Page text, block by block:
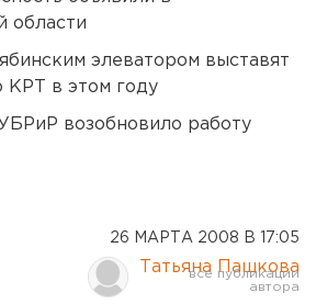
области
элеватором выставят
КРТ в этом году
возобновило работу
26 МАРТА 2008 В 17:05
Татьяна Пашкова